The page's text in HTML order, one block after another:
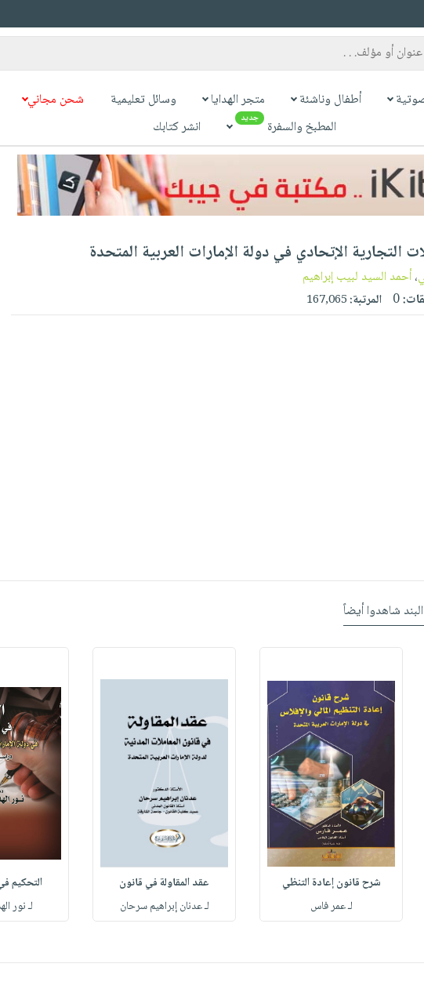
أطفال وناشئة متجر الهدايا وسائل تعليمية شحن مجاني
المطبخ والسفرة جديد انشر كتابك
التجارية الإتحادي في دولة الإمارات العربية المتحدة
،أحمد السيد لبيب إبراهيم
0 المرتبة:167,065
شاهدوا أيضاً
شرح قانون إعادة التنظي
لـ عمر فاس
عقد المقاولة في قانون
لـ عدنان إبراهيم سرحان
التحكيم
لـ نور